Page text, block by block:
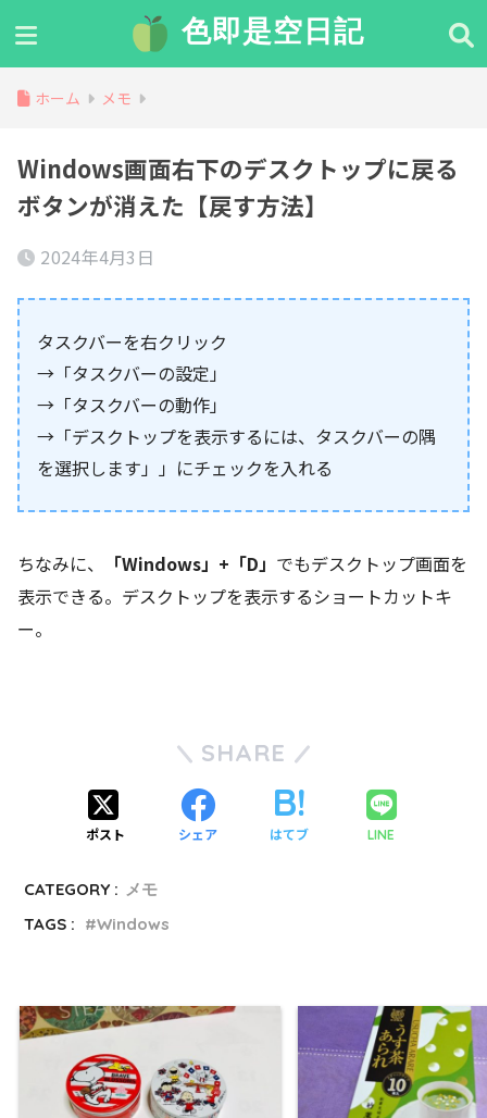
色即是空日記
ホーム メモ
Windows画面右下のデスクトップに戻る
ボタンが消えた【戻す方法】
2024年4月3日
タスクバーを右クリック
→「タスクバーの設定」
→「タスクバーの動作」
→「デスクトップを表示するには、タスクバーの隅
を選択します」」にチェックを入れる
ちなみに、 「Windows」+「D」 でもデスクトップ画面を
表示できる。デスクトップを表示するショートカットキ
ー。
SHARE
ポスト シェア はてブ LINE
CATEGORY : メモ
TAGS :
Windows